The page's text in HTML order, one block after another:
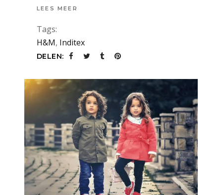
LEES MEER
Tags:
H&M, Inditex
DELEN: